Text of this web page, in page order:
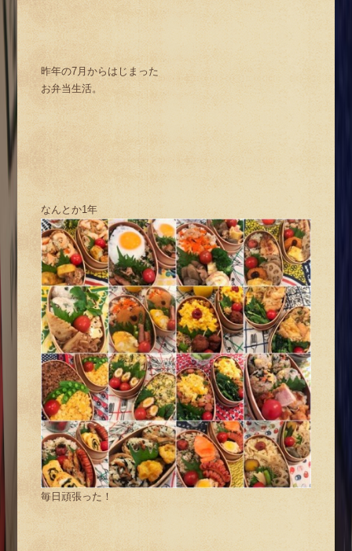
昨年の7月からはじまった
お弁当生活。
なんとか1年
毎日頑張った！